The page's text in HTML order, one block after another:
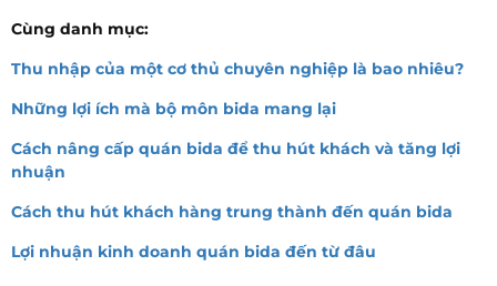
Cùng danh mục:
Thu nhập của một cơ thủ chuyên nghiệp là bao nhiêu?
Những lợi ích mà bộ môn bida mang lại
Cách nâng cấp quán bida để thu hút khách và tăng lợi
nhuận
Cách thu hút khách hàng trung thành đến quán bida
Lợi nhuận kinh doanh quán bida đến từ đâu